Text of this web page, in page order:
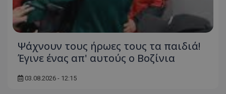
Ψάχνουν τους ήρωες τους τα παιδιά!
Έγινε ένας απ' αυτούς ο Βοζίνια
03.08.2026 - 12:15